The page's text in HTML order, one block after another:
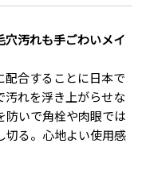
汚れも手ごわいメイ
配合することに日本で
汚れを浮き上がらせな
防いで角栓や肉眼では
切る。心地よい使用感